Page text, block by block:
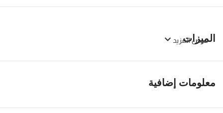
الميزات
عرض المزيد
معلومات إضافية